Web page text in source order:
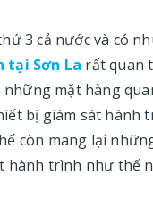
3 cả nước và có
Sơn La rất quan
mặt hàng
bị giám sát hành
còn mang lại
hành trình như thế